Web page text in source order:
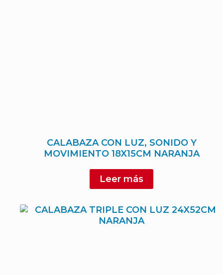
CALABAZA CON LUZ, SONIDO Y
MOVIMIENTO 18X15CM NARANJA
Leer más